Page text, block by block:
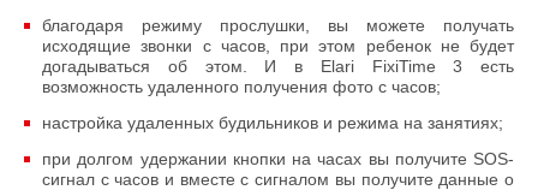
благодаря режиму прослушки, вы можете получать
исходящие звонки с часов, при этом ребенок не будет
догадываться об этом. И в Elari FixiTime 3 есть
возможность удаленного получения фото с часов;
настройка удаленных будильников и режима на занятиях;
при долгом удержании кнопки на часах вы получите SOS-
сигнал с часов и вместе с сигналом вы получите данные о